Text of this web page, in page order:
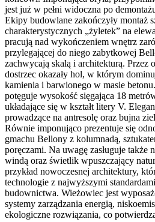
jest już w pełni widoczna po
Ekipy budowlane zakończyły montaż
charakterystycznych „żyletek” na
pracują nad wykończeniem wnętrz
przylegającej do niego zabytkowej
zachwycają skalą i architekturą. Przez
dostrzec okazały hol, w którym
kamienia i barwionego w masie
potęguje wysokość sięgająca 18
układające się w kształt litery V.
prowadzące na antresolę oraz bujna
Równie imponująco prezentuje się
gmachu Bellony z kolumnadą,
poręczami. Na uwagę zasługuje także
windą oraz świetlik wpuszczający
przykład nowoczesnej architektury,
technologie z najwyższymi
budownictwa. Wieżowiec jest
systemy zarządzania energią,
ekologiczne rozwiązania, co